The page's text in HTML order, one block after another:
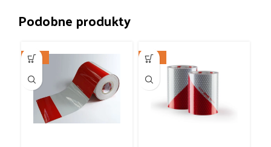
Podobne produkty
-20% -25%